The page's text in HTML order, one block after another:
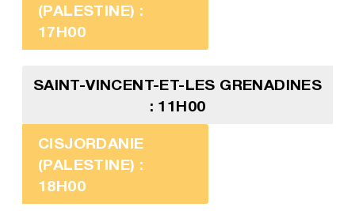
(PALESTINE) :
17H00
SAINT-VINCENT-ET-LES GRENADINES
: 11H00
CISJORDANIE
(PALESTINE) :
18H00